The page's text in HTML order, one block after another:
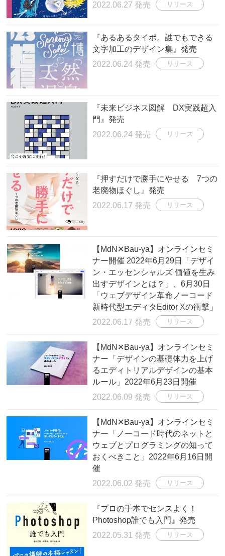
2022.06.27 発売
リリース
『あるあるタイポ。誰でもできる
文字加工のデザイン集』発売
2022.06.24 発売
リリース
『未来ビジネス図解 DX実践超入
門』発売
2022.06.24 発売
リリース
『押すだけで勝手にやせる 7つの
老廃物ほぐし』発売
2022.06.17 発売
リリース
【MdN✕Bau-ya】オンラインセミ
ナー開催 2022年6月29日「デザイ
ン・エッセンシャルズ 価値を生み
出すデザインとは？」、6月30日
「ウェブデザイン革命ノーコード
新時代型エディタEditor Xの衝撃」
2022.06.17 発売
リリース
【MdN✕Bau-ya】オンラインセミ
ナー「デザインの基礎体力を上げ
るエディトリアルデザインの基本
ルール」2022年6月23日開催
2022.06.09 発売
リリース
【MdN✕Bau-ya】オンラインセミ
ナー「ノーコード時代のネットと
ウェブとプログラミングの知って
おくべきこと」2022年6月16日開
催
2022.06.02 発売
リリース
『プロの手本でセンスよく！
Photoshop誰でも入門』発売
2022.05.31 発売
リリース